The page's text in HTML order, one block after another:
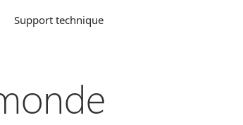
Support technique